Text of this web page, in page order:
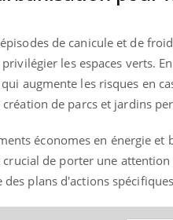
de canicule et de
les espaces verts.
augmente les risques en
de parcs et jardins
économes en énergie
de porter une
des plans d'actions